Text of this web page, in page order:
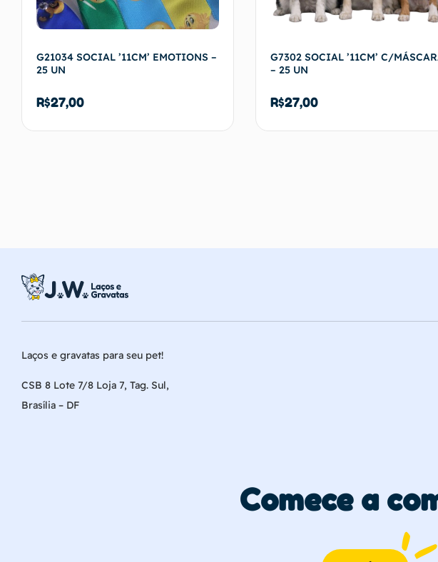
G21034 SOCIAL ’11CM’ EMOTIONS –
25 UN
R$27,00
G7302 SOCIAL ’11CM’ C/
– 25 UN
R$27,00
Laços e gravatas para seu pet!
CSB 8 Lote 7/8 Loja 7, Tag. Sul,
Brasília – DF
Comece a